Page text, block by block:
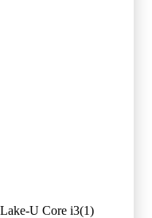
U Core i3(1)